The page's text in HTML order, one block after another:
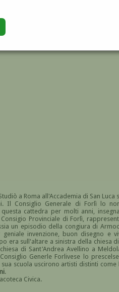
a Roma all'Accademia di San Luca
Il Consiglio Generale di Forlì lo
cattedra per molti anni,
Provinciale di Forlì,
un episodio della congiura di
invenzione, buon disegno e
era sull'altare a sinistra della chiesa
di Sant'Andrea Avellino a
Generle Forlivese lo
scuola uscirono artisti distinti come
.
Civica.